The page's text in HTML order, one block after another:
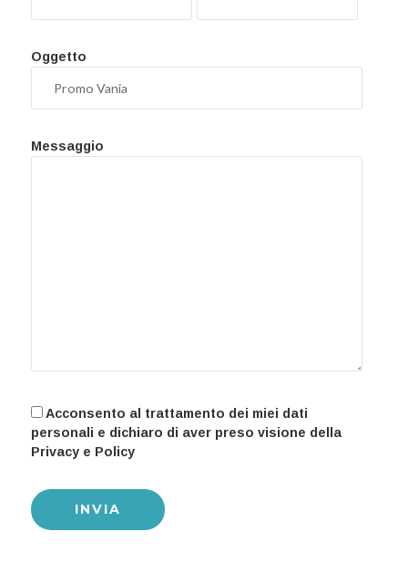
Oggetto
Messaggio
Acconsento al trattamento dei miei dati
personali e dichiaro di aver preso visione della
Privacy e Policy